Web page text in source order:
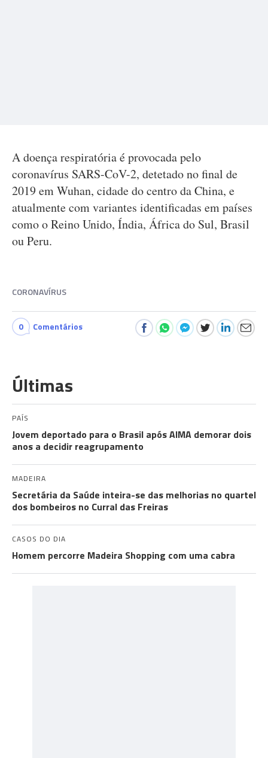
A doença respiratória é provocada pelo
coronavírus SARS-CoV-2, detetado no final de
2019 em Wuhan, cidade do centro da China, e
atualmente com variantes identificadas em países
como o Reino Unido, Índia, África do Sul, Brasil
ou Peru.
CORONAVÍRUS
0 Comentários
Últimas
PAÍS
Jovem deportado para o Brasil após AIMA demorar dois
anos a decidir reagrupamento
MADEIRA
Secretária da Saúde inteira-se das melhorias no quartel
dos bombeiros no Curral das Freiras
CASOS DO DIA
Homem percorre Madeira Shopping com uma cabra